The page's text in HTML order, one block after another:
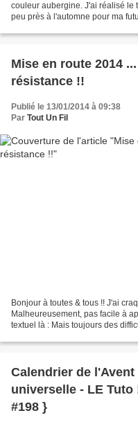
couleur aubergine. J'ai réalisé le
peu près à l'automne pour ma
Mise en route 2014
résistance !!
Publié le 13/01/2014 à 09:38
Par Tout Un Fil
Bonjour à toutes & tous !! J'ai
Malheureusement, pas facile à
textuel là : Mais toujours des
Calendrier de
universelle - LE
#198 }